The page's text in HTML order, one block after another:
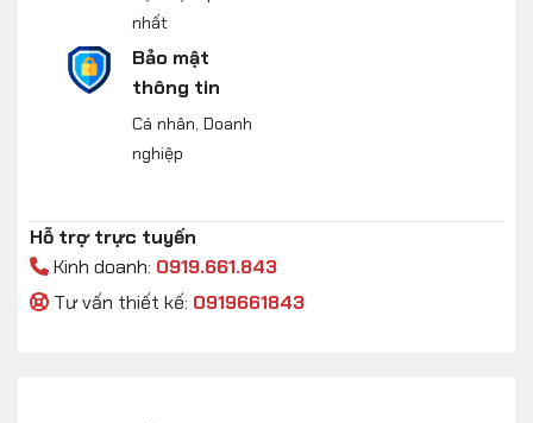
nhất
Bảo mật
thông tin
Cá nhân, Doanh
nghiệp
Hỗ trợ trực tuyến
Kinh doanh: 0919.661.843
Tư vấn thiết kế: 0919661843